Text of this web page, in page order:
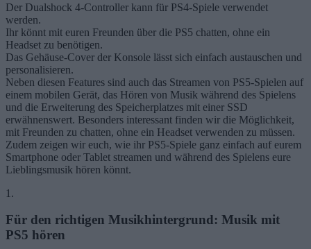
Der Dualshock 4-Controller kann für PS4-Spiele verwendet
werden.
Ihr könnt mit euren Freunden über die PS5 chatten, ohne ein
Headset zu benötigen.
Das Gehäuse-Cover der Konsole lässt sich einfach austauschen und
personalisieren.
Neben diesen Features sind auch das Streamen von PS5-Spielen auf
einem mobilen Gerät, das Hören von Musik während des Spielens
und die Erweiterung des Speicherplatzes mit einer SSD
erwähnenswert. Besonders interessant finden wir die Möglichkeit,
mit Freunden zu chatten, ohne ein Headset verwenden zu müssen.
Zudem zeigen wir euch, wie ihr PS5-Spiele ganz einfach auf eurem
Smartphone oder Tablet streamen und während des Spielens eure
Lieblingsmusik hören könnt.
1.
Für den richtigen Musikhintergrund: Musik mit
PS5 hören